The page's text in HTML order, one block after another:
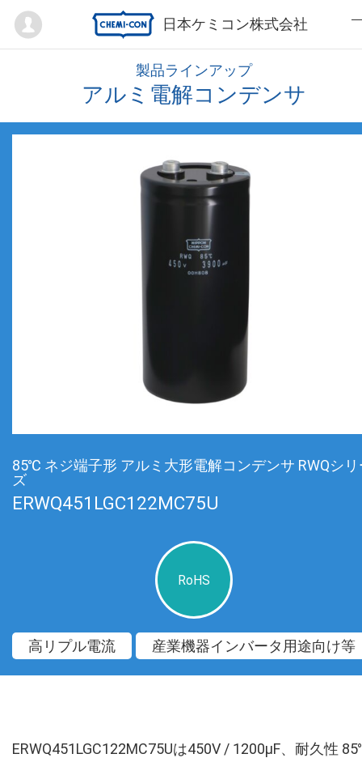
日本ケミコン株式会社
Mypage
製品ラインアップ
アルミ電解コンデンサ
85℃ ネジ端子形 アルミ大形電解コンデンサ RWQシリ
ズ
ERWQ451LGC122MC75U
RoHS
高リプル電流 産業機器インバータ用途向け等
ERWQ451LGC122MC75Uは450V / 1200µF、耐久性